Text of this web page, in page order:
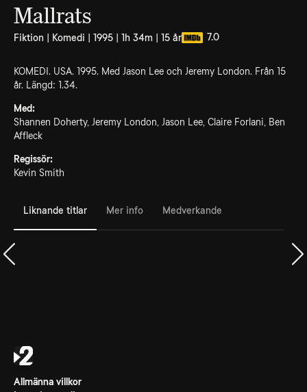
Mallrats
Fiktion | Komedi | 1995 | 1h 34m | 15 år 7.0
KOMEDI. USA. 1995. Med Jason Lee och Jeremy London. Från 15
år. Längd: 1.34.
Med:
Shannen Doherty, Jeremy London, Jason Lee, Claire Forlani, Ben
Affleck
Regissör:
Kevin Smith
Liknande titlar Mer info Medverkande
Allmänna villkor